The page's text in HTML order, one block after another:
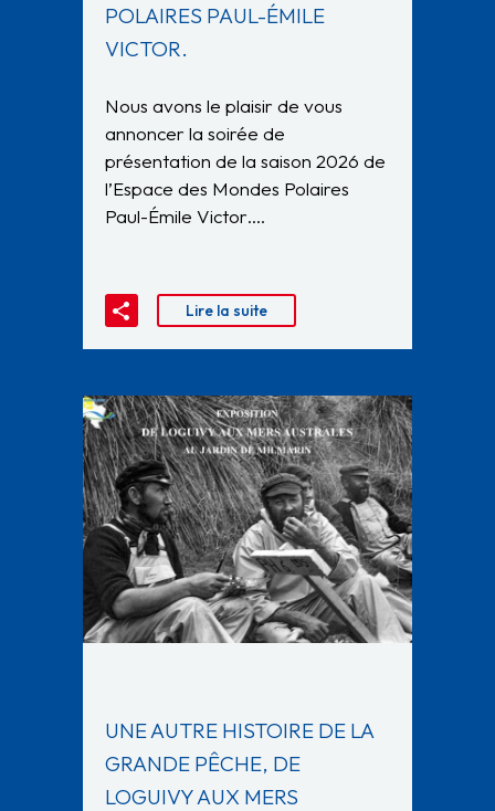
POLAIRES PAUL-ÉMILE
VICTOR.
Nous avons le plaisir de vous
annoncer la soirée de
présentation de la saison 2026 de
l’Espace des Mondes Polaires
Paul-Émile Victor….
Lire la suite
UNE AUTRE HISTOIRE DE LA
GRANDE PÊCHE, DE
LOGUIVY AUX MERS